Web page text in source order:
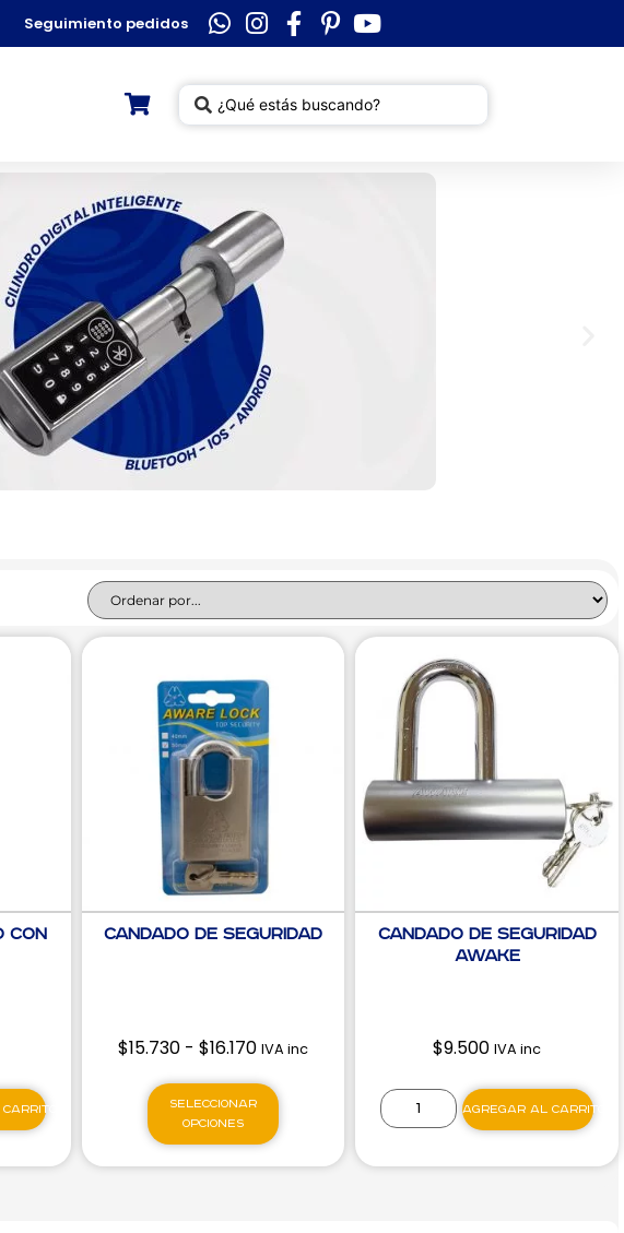
Seguimiento pedidos
con
Candado de Seguridad
$15.730 - $16.170 IVA inc
Seleccionar
opciones
Candado de Seguridad
Awake
$9.500 IVA inc
Agregar al carrito